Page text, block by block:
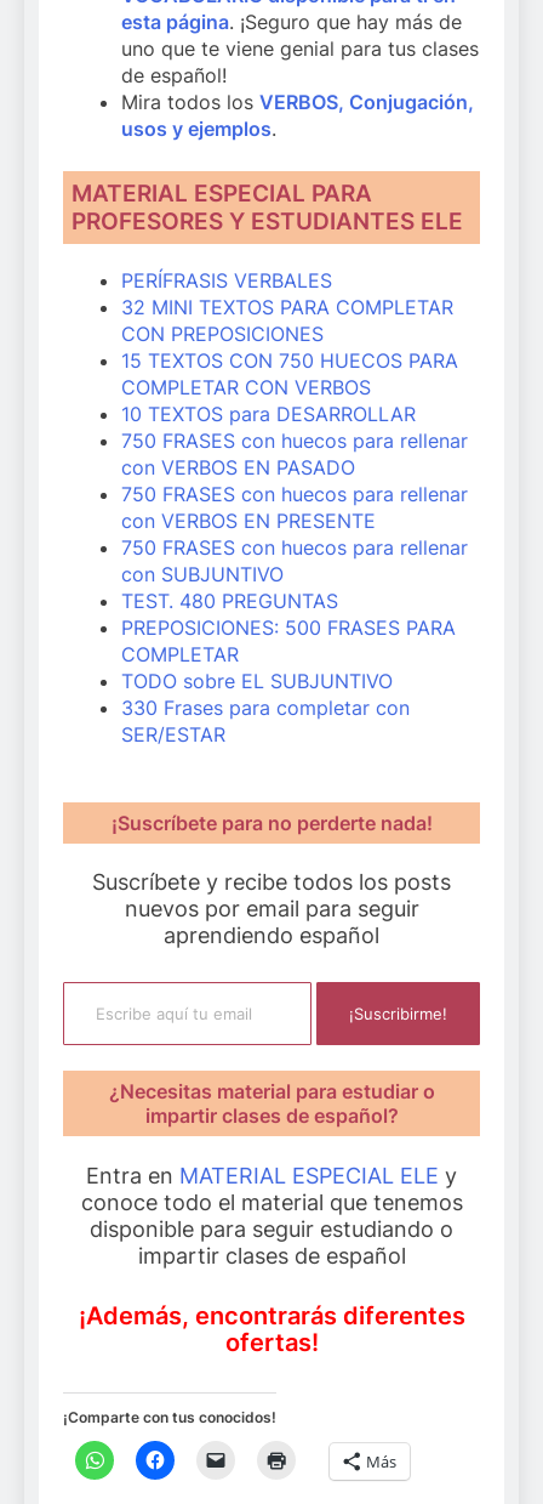
esta página. ¡Seguro que hay más de
uno que te viene genial para tus clases
de español!
Mira todos los VERBOS, Conjugación,
usos y ejemplos.
MATERIAL ESPECIAL PARA
PROFESORES Y ESTUDIANTES ELE
PERÍFRASIS VERBALES
32 MINI TEXTOS PARA COMPLETAR
CON PREPOSICIONES
15 TEXTOS CON 750 HUECOS PARA
COMPLETAR CON VERBOS
10 TEXTOS para DESARROLLAR
750 FRASES con huecos para rellenar
con VERBOS EN PASADO
750 FRASES con huecos para rellenar
con VERBOS EN PRESENTE
750 FRASES con huecos para rellenar
con SUBJUNTIVO
TEST. 480 PREGUNTAS
PREPOSICIONES: 500 FRASES PARA
COMPLETAR
TODO sobre EL SUBJUNTIVO
330 Frases para completar con
SER/ESTAR
¡Suscríbete para no perderte nada!
Suscríbete y recibe todos los posts
nuevos por email para seguir
aprendiendo español
Escribe aquí tu email
¡Suscribirme!
¿Necesitas material para estudiar o
impartir clases de español?
Entra en MATERIAL ESPECIAL ELE y
conoce todo el material que tenemos
disponible para seguir estudiando o
impartir clases de español
¡Además, encontrarás diferentes
ofertas!
¡Comparte con tus conocidos!
Más